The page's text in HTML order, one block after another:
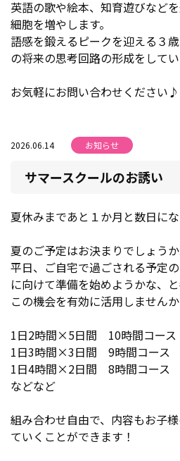
英語の歌や絵本、知育遊びなど
細胞を増やします。
語感を鍛えるピークを迎える３
の将来の思考回路の形成をしてい
お気軽にお問い合わせください♪
2026.06.14 お知らせ
サマースクールのお誘い
夏休みまであと１か月と数日にな
夏のご予定はお決まりでしょうか
平日、ご自宅で過ごされる予定
に向けて準備を始めようかな、
この機会を有効に活用しませんか
1日2時間×5日間 10時間コース
1日3時間×3日間 9時間コース
1日4時間×2日間 8時間コース
などなど
組み合わせ自由で、内容もお子
ていくことができます！